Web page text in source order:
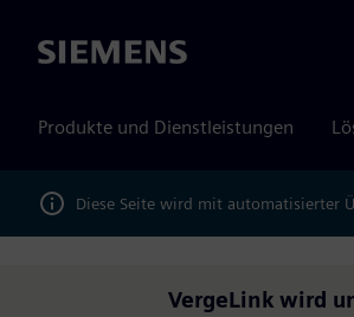
Siemens
Produkte und Dienstleistungen
Diese Seite wird mit automatisierter
VergeLink wird